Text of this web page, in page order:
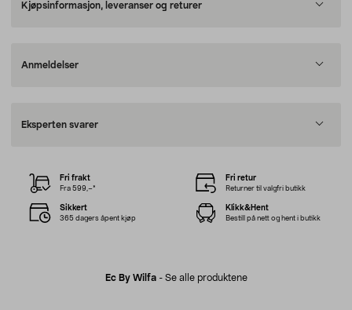
Kjøpsinformasjon, leveranser og returer
Anmeldelser
Eksperten svarer
Ec By Wilfa- Se alle produktene
Fri frakt
Fra 599,–*
Fri retur
Returner til valgfri butikk
Sikkert
365 dagers åpent kjøp
Klikk&Hent
Bestill på nett og hent i butikk